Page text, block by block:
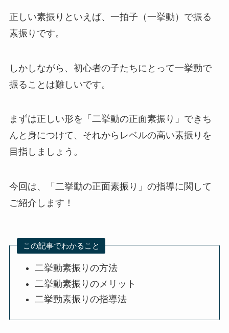
正しい素振りといえば、一拍子（一挙動）で振る
素振りです。
しかしながら、初心者の子たちにとって一挙動で
振ることは難しいです。
まずは正しい形を「二挙動の正面素振り」できち
んと身につけて、それからレベルの高い素振りを
目指しましょう。
今回は、「二挙動の正面素振り」の指導に関して
ご紹介します！
この記事でわかること
二挙動素振りの方法
二挙動素振りのメリット
二挙動素振りの指導法